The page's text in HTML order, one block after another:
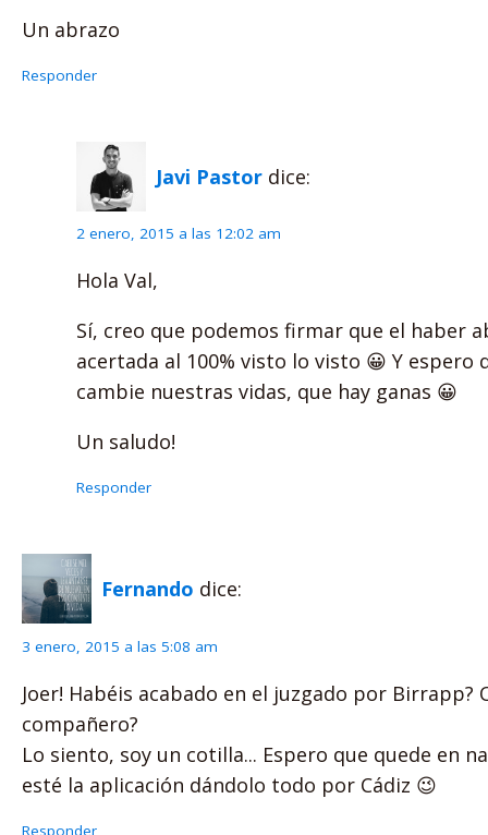
Un abrazo
Responder
Javi Pastor dice:
2 enero, 2015 a las 12:02 am
Hola Val,
Sí, creo que podemos firmar que el haber
acertada al 100% visto lo visto 😀 Y espero
cambie nuestras vidas, que hay ganas 😀
Un saludo!
Responder
Fernando dice:
3 enero, 2015 a las 5:08 am
Joer! Habéis acabado en el juzgado por Birrapp?
compañero?
Lo siento, soy un cotilla... Espero que quede en
esté la aplicación dándolo todo por Cádiz 😉
Responder